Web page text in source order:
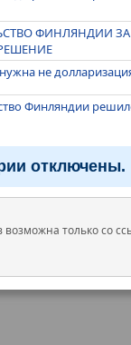
ФИНЛЯНДИИ
не
Финляндии
отключены.
только со